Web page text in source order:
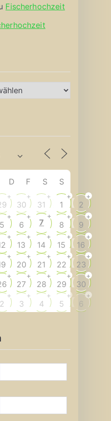
Fischerhochzeit
D F S S
+
30
+
31
+
1
+
2
+
5
+
6
+
7
+
8
+
9
+
+
13
+
14
+
15
+
16
+
+
20
+
21
+
22
+
23
+
+
27
+
28
+
29
+
30
+
2
+
3
+
4
+
5
+
6
+